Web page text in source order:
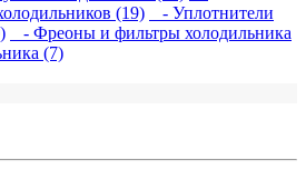
(19)
- Уплотнители
- Фреоны и фильтры холодильника
(7)